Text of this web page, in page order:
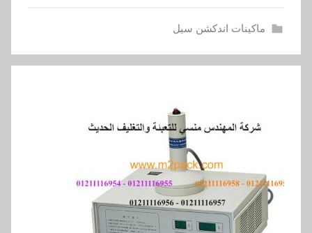
ماكينات اندكشن سيل